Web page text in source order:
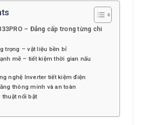
– Đẳng cấp trong từng chi
trọng – vật liệu bền bỉ
mẽ – tiết kiệm thời gian nấu
nghệ Inverter tiết kiệm điện
thông minh và an toàn
thuật nổi bật